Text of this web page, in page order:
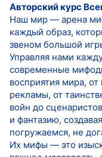
Авторский курс
Наш мир — арена
каждый образ,
звеном большой
Управляя нами
современные
восприятия мира,
рекламы, от
войн до
и фантазию,
погружаемся, не
Их мифы — это